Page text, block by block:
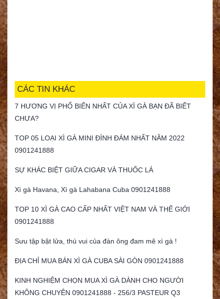
CÁC TIN KHÁC
7 HƯƠNG VỊ PHỔ BIẾN NHẤT CỦA XÌ GÀ BẠN ĐÃ BIẾT
CHƯA?
TOP 05 LOẠI XÌ GÀ MINI ĐÌNH ĐÁM NHẤT NĂM 2022
0901241888
SỰ KHÁC BIỆT GIỮA CIGAR VÀ THUỐC LÁ
Xì gà Havana, Xì gà Lahabana Cuba 0901241888
TOP 10 XÌ GÀ CAO CẤP NHẤT VIỆT NAM VÀ THẾ GIỚI
0901241888
Sưu tập bật lửa, thú vui của đàn ông đam mê xì gà !
ĐỊA CHỈ MUA BÁN XÌ GÀ CUBA SÀI GÒN 0901241888
KINH NGHIỆM CHỌN MUA XÌ GÀ DÀNH CHO NGƯỜI
KHÔNG CHUYÊN 0901241888 - 256/3 PASTEUR Q3